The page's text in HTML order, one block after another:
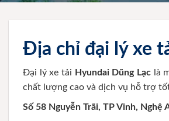
Địa chỉ đại lý xe
Đại lý xe tải Hyundai Dũng Lạc là
chất lượng cao và dịch vụ hỗ trợ
Số 58 Nguyễn Trãi, TP Vinh, Nghệ